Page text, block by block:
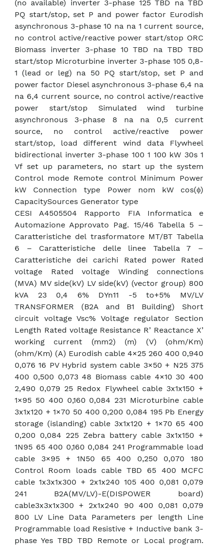
(no available) inverter 3-phase 125 TBD na TBD
PQ start/stop, set P and power factor Eurodish
asynchronous 3-phase 10 na na 1 current source,
no control active/reactive power start/stop ORC
Biomass inverter 3-phase 10 TBD na TBD TBD
start/stop Microturbine inverter 3-phase 105 0,8-
1 (lead or leg) na 50 PQ start/stop, set P and
power factor Diesel asynchronous 3-phase 6,4 na
na 6,4 current source, no control active/reactive
power start/stop Simulated wind turbine
asynchronous 3-phase 8 na na 0,5 current
source, no control active/reactive power
start/stop, load different wind data Flywheel
bidirectional inverter 3-phase 100 1 100 kW 30s 1
Vf set up parameters, no start up the system
Control mode Remote control Minimum Power
kW Connection type Power nom kW cos(ϕ)
CapacitySources Generator type
CESI A4505504 Rapporto FIA Informatica e
Automazione Approvato Pag. 15/46 Tabella 5 –
Caratteristiche del trasformatore MT/BT Tabella
6 – Caratteristiche delle linee Tabella 7 –
Caratteristiche dei carichi Rated power Rated
voltage Rated voltage Winding connections
(MVA) MV side(kV) LV side(kV) (vector group) 800
kVA 23 0,4 6% DYn11 -5 to+5% MV/LV
TRANSFORMER (B2A and B1 Building) Short
circuit voltage Vsc% Voltage regulator Section
Length Rated voltage Resistance R’ Reactance X’
working current (mm2) (m) (V) (ohm/Km)
(ohm/Km) (A) Eurodish cable 4×25 260 400 0,940
0,076 16 PV Hybrid system cable 3×50 + N25 375
400 0,500 0,073 48 Biomass cable 4×10 30 400
2,490 0,079 25 Redox Flywheel cable 3x1x150 +
1×95 50 400 0,160 0,084 231 Microturbine cable
3x1x120 + 1×70 50 400 0,200 0,084 195 Pb Energy
storage (islanding) cable 3x1x120 + 1×70 65 400
0,200 0,084 225 Zebra battery cable 3x1x150 +
1N95 65 400 0,160 0,084 241 Programmable load
cable 3×95 + 1N50 65 400 0,250 0,070 180
Control Room loads cable TBD 65 400 MCFC
cable 1x3x1x300 + 2x1x240 105 400 0,081 0,079
241 B2A(MV/LV)-E(DISPOWER board)
cable3x3x1x300 + 2x1x240 90 400 0,081 0,079
800 LV Line Data Parameters per length Line
Programmable load Resistive + Inductive bank 3-
phase Yes TBD TBD Remote or Local program.